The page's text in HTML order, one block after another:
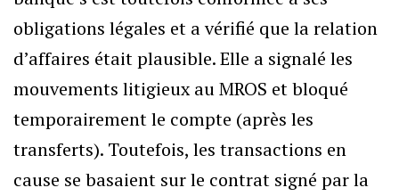
obligations légales et a vérifié que la relation
d’affaires était plausible. Elle a signalé les
mouvements litigieux au MROS et bloqué
temporairement le compte (après les
transferts). Toutefois, les transactions en
cause se basaient sur le contrat signé par la